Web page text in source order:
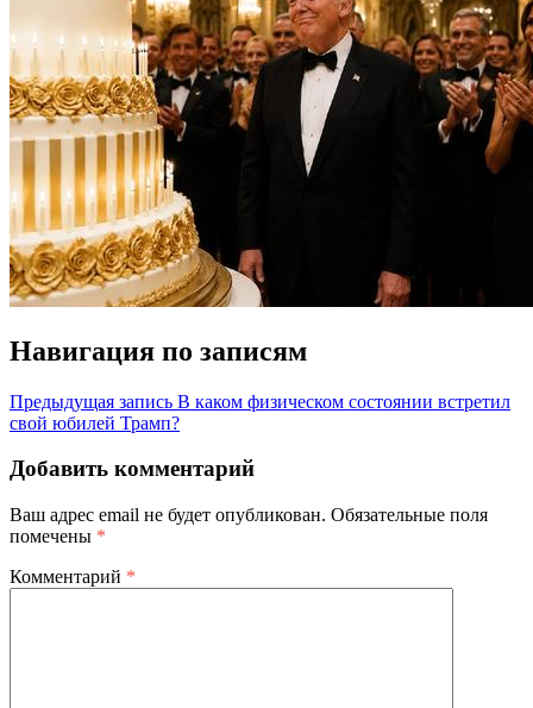
Навигация по записям
Предыдущая запись В каком физическом состоянии встретил
свой юбилей Трамп?
Добавить комментарий
Ваш адрес email не будет опубликован. Обязательные поля
помечены *
Комментарий *